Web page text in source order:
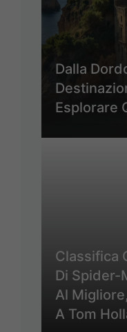
Dalla
Esplorare
Classifica
Di Spider-
Al
A Tom